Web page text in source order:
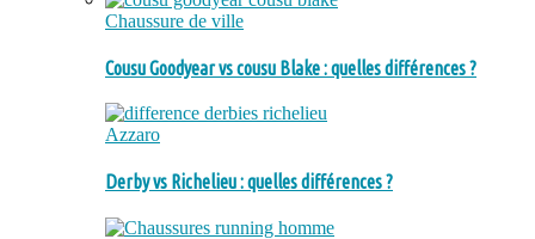
Chaussure de ville
Cousu Goodyear vs cousu Blake : quelles différences ?
Azzaro
Derby vs Richelieu : quelles différences ?